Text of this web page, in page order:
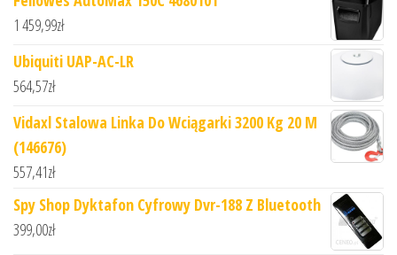
1 459,99zł
Ubiquiti UAP-AC-LR
564,57zł
Vidaxl Stalowa Linka Do Wciągarki 3200 Kg 20 M
(146676)
557,41zł
Spy Shop Dyktafon Cyfrowy Dvr-188 Z Bluetooth
399,00zł